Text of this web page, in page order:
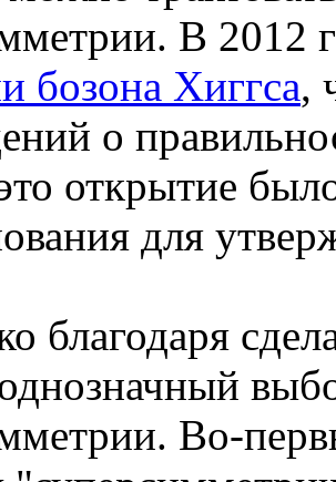
В 2012
бозона Хиггса,
о
открытие
для
благодаря
Во-